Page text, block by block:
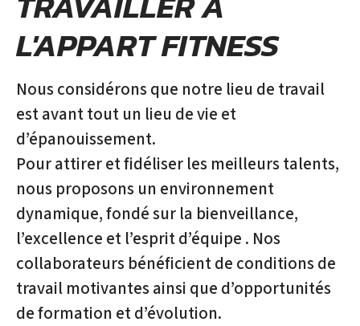
L'APPART FITNESS
Nous considérons que notre lieu de travail
est avant tout un lieu de vie et
d’épanouissement.
Pour attirer et fidéliser les meilleurs talents,
nous proposons un environnement
dynamique, fondé sur la bienveillance,
l’excellence et l’esprit d’équipe . Nos
collaborateurs bénéficient de conditions de
travail motivantes ainsi que d’opportunités
de formation et d’évolution.